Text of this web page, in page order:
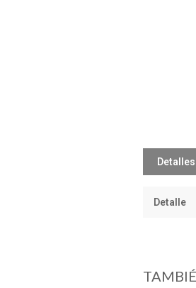
Detalles
Detalle